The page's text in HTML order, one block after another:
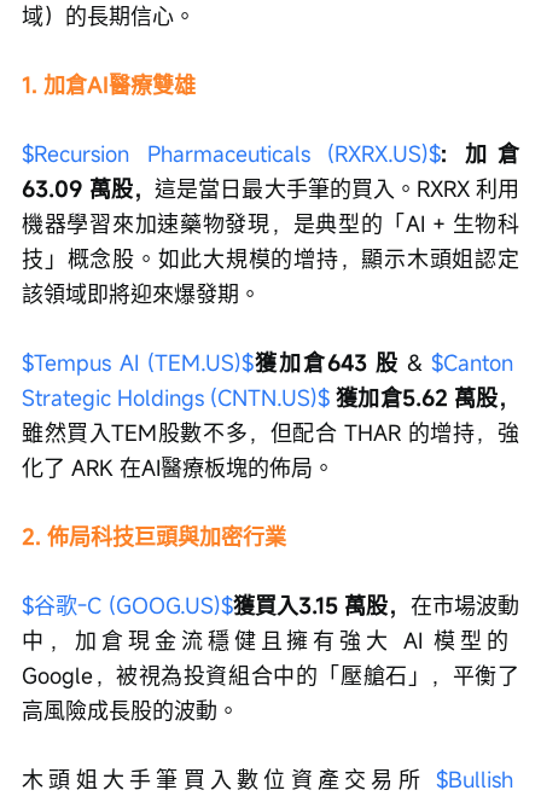
域）的長期信心。
1. 加倉AI醫療雙雄
$Recursion Pharmaceuticals (RXRX.US)$:
加倉
63.09 萬股，這是當日最大手筆的買入。RXRX 利用
機器學習來加速藥物發現，是典型的「AI + 生物科
技」概念股。如此大規模的增持，顯示木頭姐認定
該領域即將迎來爆發期。
$Tempus AI (TEM.US)$獲加倉643 股 & $Canton
Strategic Holdings (CNTN.US)$ 獲加倉5.62 萬股，
雖然買入TEM股數不多，但配合 THAR 的增持，強
化了 ARK 在AI醫療板塊的佈局。
2. 佈局科技巨頭與加密行業
$谷歌-C (GOOG.US)$獲買入3.15 萬股， 在市場波動
中，加倉現金流穩健且擁有強大 AI 模型的
Google，被視為投資組合中的「壓艙石」，平衡了
高風險成長股的波動。
木頭姐大手筆買入數位資產交易所 $Bullish